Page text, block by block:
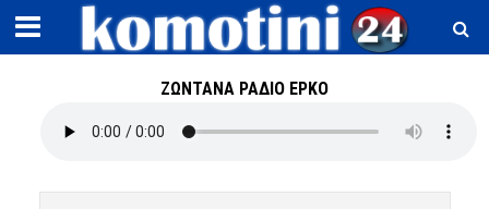
ΖΩΝΤΑΝΑ ΡΑΔΙΟ ΕΡΚΟ